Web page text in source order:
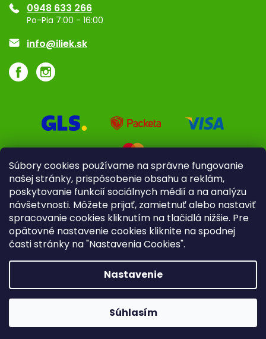
Súbory cookies používame na správne fungovanie
našej stránky, prispôsobenie obsahu a reklám,
poskytovanie funkcií sociálnych médií a na analýzu
návšetvnosti. Môžete prijať, zamietnuť alebo nastaviť
spracovanie cookies kliknutím na tlačidlá nižšie. Pre
opätovné nastavenie cookies kliknite na spodnej
časti stránky na "Nastavenia Cookies".
Nastavenie
Súhlasím
Značky0948 633 266
Po-Pia 7:00 - 16:00
info@iliek.sk
Pre firmy Poradenstvo
iliek.sk. Všetky práva vyhradené.
nastavenie cookies